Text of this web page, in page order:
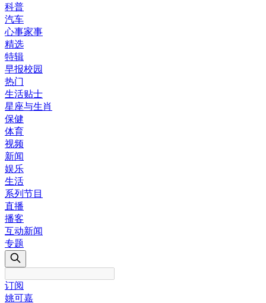
科普
汽车
心事家事
精选
特辑
早报校园
热门
生活贴士
星座与生肖
保健
体育
视频
新闻
娱乐
生活
系列节目
直播
播客
互动新闻
专题
订阅
姚可嘉